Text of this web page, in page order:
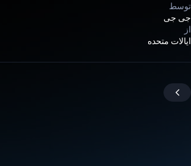
توسط
جی جی
از
ایالات متحده